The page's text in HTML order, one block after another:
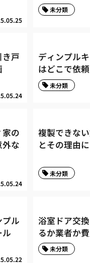
未分類
戸
ディンプル
はどこで依
未分類
の
な
複製できな
とその理由
未分類
ル
ル
浴室ドア交
るか業者か
未分類